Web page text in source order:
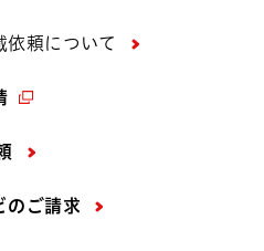
依頼について
の ご請求